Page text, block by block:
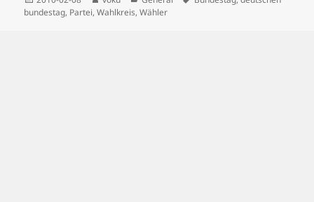
on
bundestag, Partei,Wahlkreis,Wähler